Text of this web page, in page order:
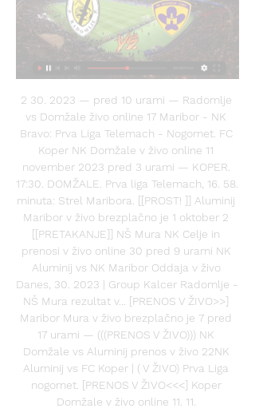
2 30. 2023 — pred 10 urami — Radomlje
vs Domžale živo online 17 Maribor - NK
Bravo: Prva Liga Telemach - Nogomet. FC
Koper NK Domžale v živo online 11
november 2023 pred 3 urami — KOPER.
17:30. DOMŽALE. Prva liga Telemach, 16. 58.
minuta: Strel Maribora. [[PROST! ]] Aluminij
Maribor v živo brezplačno je 1 oktober 2
[[PRETAKANJE]] NŠ Mura NK Celje in
prenosi v živo online 30 pred 9 urami NK
Aluminij vs NK Maribor Oddaja v živo
Danes, 30. 2023 | Group Kalcer Radomlje -
NŠ Mura rezultat v... [PRENOS V ŽIVO>>]
Maribor Mura v živo brezplačno je 7 pred
17 urami — (((PRENOS V ŽIVO))) NK
Domžale vs Aluminij prenos v živo 22NK
Aluminij vs FC Koper | ( V ŽIVO) Prva Liga
nogomet. [PRENOS V ŽIVO<<<] Koper
Domžale v živo online 11. 11.